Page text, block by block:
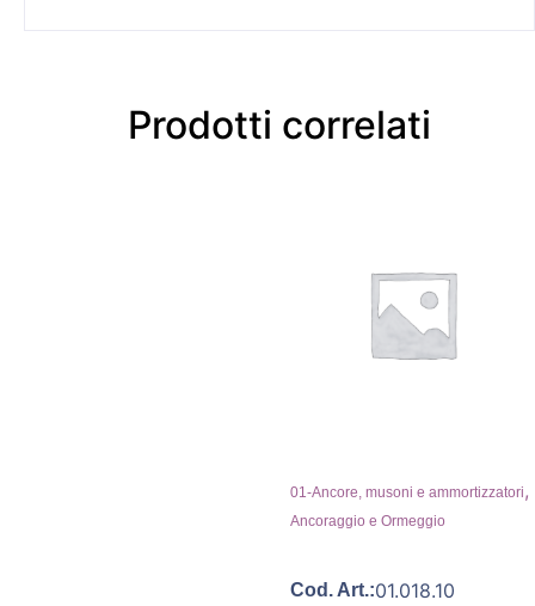
Prodotti correlati
01-Ancore, musoni e ammortizzatori,
Ancoraggio e Ormeggio
Cod. Art.:01.018.10